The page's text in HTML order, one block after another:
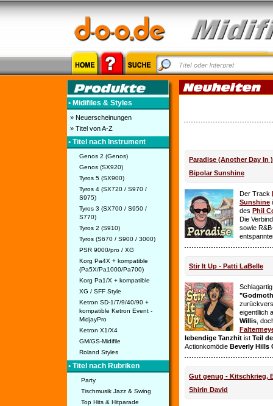
• Midifiles & Styles
» Neuerscheinungen
» Titel von A-Z
• Titel nach Instrument
Genos 2 (Genos)
Genos (SX920)
Tyros 5 (SX900)
Tyros 4 (SX720 / S970 /
S975)
Tyros 3 (SX700 / S950 /
S770)
Tyros 2 (S910)
Tyros (S670 / S900 / 3000)
PSR 9000/pro / XG
Korg Pa4X + kompatible
(Pa5X/Pa1000/Pa700)
Korg Pa1/X + kompatible
XG / SFF Style
Ketron SD-1/7/9/40/90 +
kompatible Ketron Event -
MidjayPro
Ketron X1/X4
GM/GS-Midifile
Roland Styles
• Titel nach Rubriken
Party
Tischmusik Jazz & Swing
Top Hits & Hitparade
Paradise (Another Day In
Bipolar Sunshine
Der Track
Sunshine
des Phil
Die
sowie
Stir It Up - Patti LaBelle
eigentllich
Willis ,
lebendige Tanzhit ist Teil
Actionkomödie Beverly Hills
Gut genug - Kitschkrieg,
Shirin David